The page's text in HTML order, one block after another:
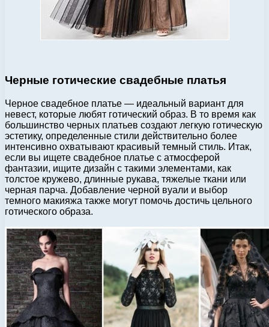
Черные готические свадебные платья
Черное свадебное платье — идеальный вариант для
невест, которые любят готический образ. В то время как
большинство черных платьев создают легкую готическую
эстетику, определенные стили действительно более
интенсивно охватывают красивый темный стиль. Итак,
если вы ищете свадебное платье с атмосферой
фантазии, ищите дизайн с такими элементами, как
толстое кружево, длинные рукава, тяжелые ткани или
черная парча. Добавление черной вуали и выбор
темного макияжа также могут помочь достичь цельного
готического образа.